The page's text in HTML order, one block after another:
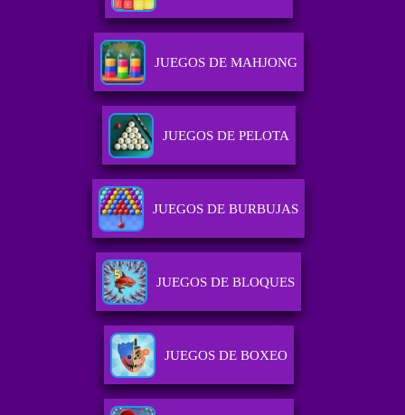
JUEGOS DE MAHJONG
JUEGOS DE PELOTA
JUEGOS DE BURBUJAS
JUEGOS DE BLOQUES
JUEGOS DE BOXEO